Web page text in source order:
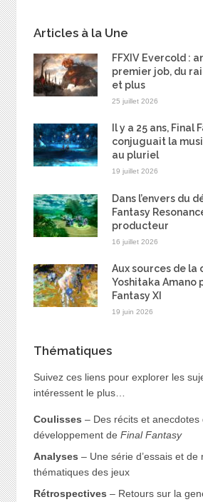
Articles à la Une
FFXIV Evercold :
premier job, du
et plus
25 juillet 2026
Il y a 25 ans, Final
conjuguait la
au pluriel
19 juillet 2026
Dans l’envers du
Fantasy
producteur
16 juillet 2026
Aux sources de la
Yoshitaka Amano
Fantasy XI
19 juin 2026
Thématiques
Suivez ces liens pour explorer les
intéressent le plus…
Coulisses – Des récits et anecdotes
développement de Final Fantasy
Analyses – Une série d’essais et de
thématiques des jeux
Rétrospectives – Retours sur la